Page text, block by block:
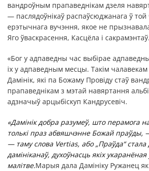
вандроўным прапаведнікам дзеля
— паслядоўнікаў распаўсюджанага ў
ерэтычнага вучэння, якое не
Яго ўваскрасення, Касцёла і сакрамэнтаў.
«Бог у адпаведны час выбірае
іх у адпаведным месцы. Такім
Дамінік, які па Божаму Провіду стаў
прапаведнікам з мэтай навяртання
адзначыў арцыбіскуп Кандрусевіч.
«Дамінік добра разумеў, што перамога
толькі праз абвяшчэнне Божай праўды,
— таму слова Vertias, або „Праўда“ стала
дамініканаў, духоўнасць якіх
малітве.Марыя дала Дамініку Ружанец